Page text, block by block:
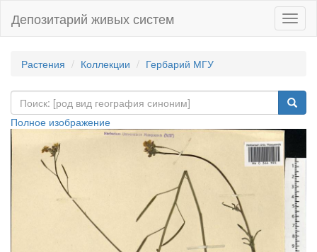
Депозитарий живых систем
Растения Коллекции Гербарий МГУ
Полное изображение